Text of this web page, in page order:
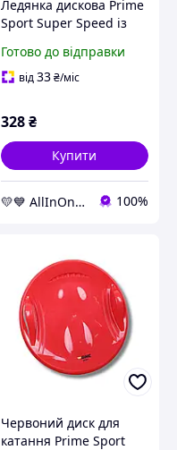
Ледянка дискова Prime
Sport Super Speed із
AllInOne -market-
without-queues-
Готово до відправки
від33₴/міс
328₴
Купити
💛💙 AllInOne - знаходь все необхідне в одному магазині! 100%
Червоний диск для
катання Prime Sport